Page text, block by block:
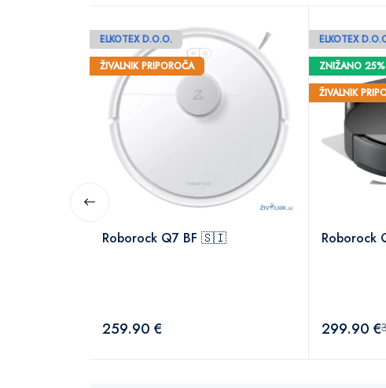
ELKOTEX D.O.O.
ŽIVALNIK PRIPOROČA
Roborock Q7 BF 🇸🇮
259.90 €
ELKOTEX
ZNIŽANO 25%
ŽIVALNIK
299.90 €